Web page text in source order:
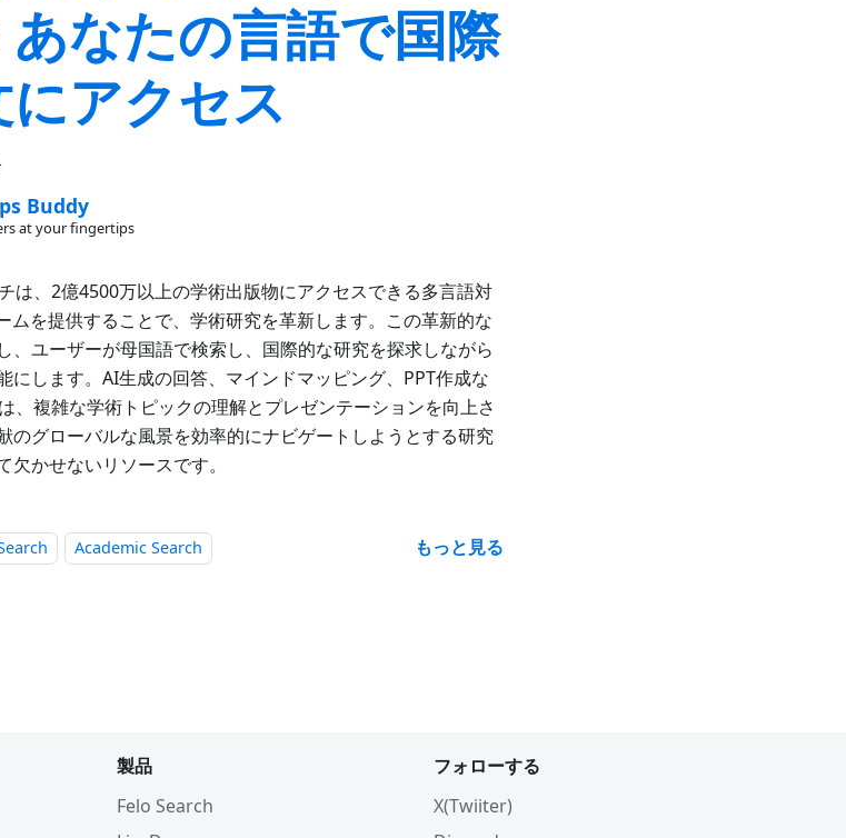
なたの言語で国際
アクセス
Buddy
at your fingertips
は、2億4500万以上の学術出版物にアクセスできる多言語対
ムを提供することで、学術研究を革新します。この革新的な
、ユーザーが母国語で検索し、国際的な研究を探求しながら
にします。AI生成の回答、マインドマッピング、PPT作成な
、複雑な学術トピックの理解とプレゼンテーションを向上さ
のグローバルな風景を効率的にナビゲートしようとする研究
かせないリソースです。
Academic Search
もっと見る
製品
Felo Search
フォローする
X(Twiiter)